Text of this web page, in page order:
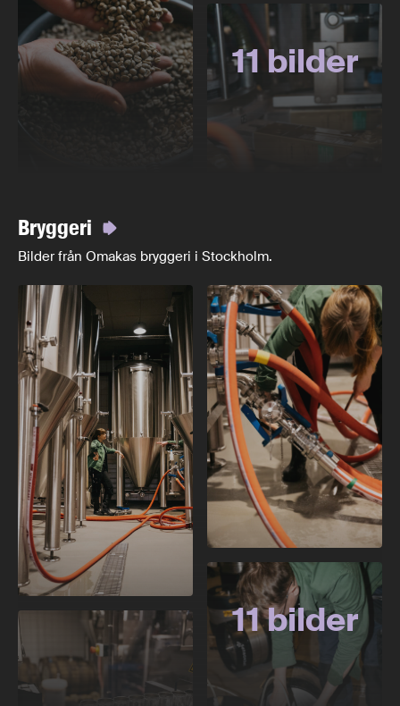
11 bilder
Bryggeri
Bilder från Omakas bryggeri i Stockholm.
11 bilder